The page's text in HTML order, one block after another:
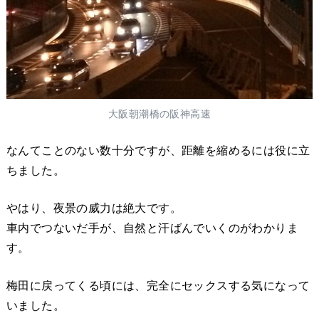
大阪朝潮橋の阪神高速
なんてことのない数十分ですが、距離を縮めるには役に立
ちました。
やはり、夜景の威力は絶大です。
車内でつないだ手が、自然と汗ばんでいくのがわかりま
す。
梅田に戻ってくる頃には、完全にセックスする気になって
いました。